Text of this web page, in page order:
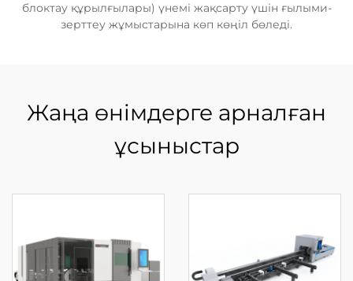
блоктау құрылғылары) үнемі жақсарту үшін ғылыми-
зерттеу жұмыстарына көп көңіл бөледі.
Жаңа өнімдерге арналған
ұсыныстар